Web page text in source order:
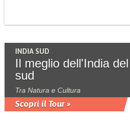
INDIA SUD
Il meglio dell'India del
sud
Tra Natura e Cultura
Scopri il Tour »